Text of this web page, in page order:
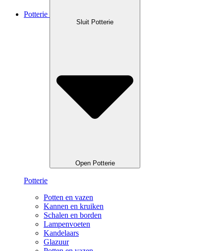
Potterie
Sluit Potterie
Open Potterie
Potterie
Potten en vazen
Kannen en kruiken
Schalen en borden
Lampenvoeten
Kandelaars
Glazuur